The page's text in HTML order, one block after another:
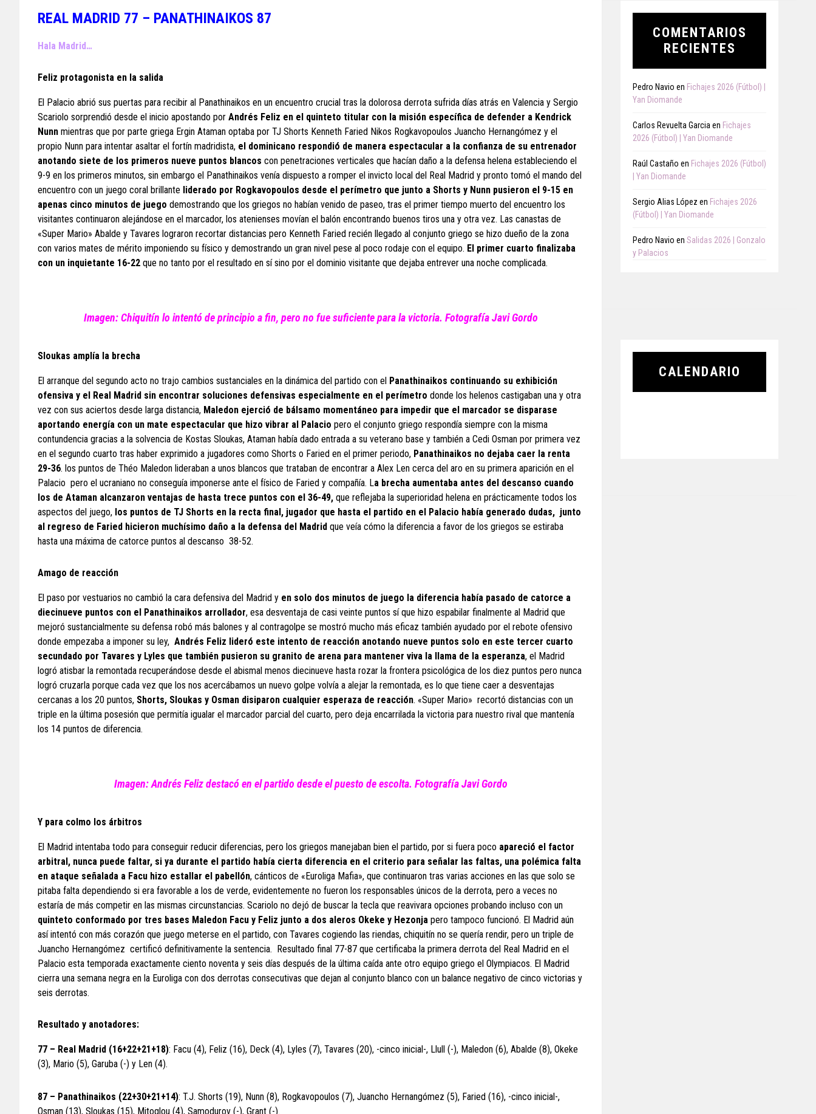
REAL MADRID 77 – PANATHINAIKOS 87
Hala Madrid…
Feliz protagonista en la salida
El Palacio abrió sus puertas para recibir al Panathinaikos en un encuentro crucial tras la dolorosa derrota sufrida días atrás en Valencia y Sergio
Scariolo sorprendió desde el inicio apostando por Andrés Feliz en el quinteto titular con la misión específica de defender a Kendrick
Nunn mientras que por parte griega Ergin Ataman optaba por TJ Shorts Kenneth Faried Nikos Rogkavopoulos Juancho Hernangómez y el
propio Nunn para intentar asaltar el fortín madridista, el dominicano respondió de manera espectacular a la confianza de su entrenador
anotando siete de los primeros nueve puntos blancos con penetraciones verticales que hacían daño a la defensa helena estableciendo el
9-9 en los primeros minutos, sin embargo el Panathinaikos venía dispuesto a romper el invicto local del Real Madrid y pronto tomó el mando del
encuentro con un juego coral brillante liderado por Rogkavopoulos desde el perímetro que junto a Shorts y Nunn pusieron el 9-15 en
apenas cinco minutos de juego demostrando que los griegos no habían venido de paseo, tras el primer tiempo muerto del encuentro los
visitantes continuaron alejándose en el marcador, los atenienses movían el balón encontrando buenos tiros una y otra vez. Las canastas de
«Super Mario» Abalde y Tavares lograron recortar distancias pero Kenneth Faried recién llegado al conjunto griego se hizo dueño de la zona
con varios mates de mérito imponiendo su físico y demostrando un gran nivel pese al poco rodaje con el equipo. El primer cuarto finalizaba
con un inquietante 16-22 que no tanto por el resultado en sí sino por el dominio visitante que dejaba entrever una noche complicada.
Imagen: Chiquitín lo intentó de principio a fin, pero no fue suficiente para la victoria. Fotografía Javi Gordo
Sloukas amplía la brecha
El arranque del segundo acto no trajo cambios sustanciales en la dinámica del partido con el Panathinaikos continuando su exhibición
ofensiva y el Real Madrid sin encontrar soluciones defensivas especialmente en el perímetro donde los helenos castigaban una y otra
vez con sus aciertos desde larga distancia, Maledon ejerció de bálsamo momentáneo para impedir que el marcador se disparase
aportando energía con un mate espectacular que hizo vibrar al Palacio pero el conjunto griego respondía siempre con la misma
contundencia gracias a la solvencia de Kostas Sloukas, Ataman había dado entrada a su veterano base y también a Cedi Osman por primera vez
en el segundo cuarto tras haber exprimido a jugadores como Shorts o Faried en el primer periodo, Panathinaikos no dejaba caer la renta
29-36. los puntos de Théo Maledon lideraban a unos blancos que trataban de encontrar a Alex Len cerca del aro en su primera aparición en el
Palacio pero el ucraniano no conseguía imponerse ante el físico de Faried y compañía. La brecha aumentaba antes del descanso cuando
los de Ataman alcanzaron ventajas de hasta trece puntos con el 36-49, que reflejaba la superioridad helena en prácticamente todos los
aspectos del juego, los puntos de TJ Shorts en la recta final, jugador que hasta el partido en el Palacio había generado dudas, junto
al regreso de Faried hicieron muchísimo daño a la defensa del Madrid que veía cómo la diferencia a favor de los griegos se estiraba
hasta una máxima de catorce puntos al descanso 38-52.
Amago de reacción
El paso por vestuarios no cambió la cara defensiva del Madrid y en solo dos minutos de juego la diferencia había pasado de catorce a
diecinueve puntos con el Panathinaikos arrollador, esa desventaja de casi veinte puntos sí que hizo espabilar finalmente al Madrid que
mejoró sustancialmente su defensa robó más balones y al contragolpe se mostró mucho más eficaz también ayudado por el rebote ofensivo
donde empezaba a imponer su ley, Andrés Feliz lideró este intento de reacción anotando nueve puntos solo en este tercer cuarto
secundado por Tavares y Lyles que también pusieron su granito de arena para mantener viva la llama de la esperanza, el Madrid
logró atisbar la remontada recuperándose desde el abismal menos diecinueve hasta rozar la frontera psicológica de los diez puntos pero nunca
logró cruzarla porque cada vez que los nos acercábamos un nuevo golpe volvía a alejar la remontada, es lo que tiene caer a desventajas
cercanas a los 20 puntos, Shorts, Sloukas y Osman disiparon cualquier esperaza de reacción. «Super Mario» recortó distancias con un
triple en la última posesión que permitía igualar el marcador parcial del cuarto, pero deja encarrilada la victoria para nuestro rival que mantenía
los 14 puntos de diferencia.
Imagen: Andrés Feliz destacó en el partido desde el puesto de escolta. Fotografía Javi Gordo
Y para colmo los árbitros
El Madrid intentaba todo para conseguir reducir diferencias, pero los griegos manejaban bien el partido, por si fuera poco apareció el factor
arbitral, nunca puede faltar, si ya durante el partido había cierta diferencia en el criterio para señalar las faltas, una polémica falta
en ataque señalada a Facu hizo estallar el pabellón, cánticos de «Euroliga Mafia», que continuaron tras varias acciones en las que solo se
pitaba falta dependiendo si era favorable a los de verde, evidentemente no fueron los responsables únicos de la derrota, pero a veces no
estaría de más competir en las mismas circunstancias. Scariolo no dejó de buscar la tecla que reavivara opciones probando incluso con un
quinteto conformado por tres bases Maledon Facu y Feliz junto a dos aleros Okeke y Hezonja pero tampoco funcionó. El Madrid aún
así intentó con más corazón que juego meterse en el partido, con Tavares cogiendo las riendas, chiquitín no se quería rendir, pero un triple de
Juancho Hernangómez certificó definitivamente la sentencia. Resultado final 77-87 que certificaba la primera derrota del Real Madrid en el
Palacio esta temporada exactamente ciento noventa y seis días después de la última caída ante otro equipo griego el Olympiacos. El Madrid
cierra una semana negra en la Euroliga con dos derrotas consecutivas que dejan al conjunto blanco con un balance negativo de cinco victorias y
seis derrotas.
Resultado y anotadores:
77 – Real Madrid (16+22+21+18): Facu (4), Feliz (16), Deck (4), Lyles (7), Tavares (20), -cinco inicial-, Llull (-), Maledon (6), Abalde (8), Okeke
(3), Mario (5), Garuba (-) y Len (4).
87 – Panathinaikos (22+30+21+14): T.J. Shorts (19), Nunn (8), Rogkavopoulos (7), Juancho Hernangómez (5), Faried (16), -cinco inicial-,
Osman (13), Sloukas (15), Mitoglou (4), Samodurov (-), Grant (-).
COMENTARIOS
RECIENTES
Pedro Navio en Fichajes 2026 (Fútbol) |
Yan Diomande
Carlos Revuelta Garcia en Fichajes
2026 (Fútbol) | Yan Diomande
Raúl Castaño en Fichajes 2026 (Fútbol)
| Yan Diomande
Sergio Alias López en Fichajes 2026
(Fútbol) | Yan Diomande
Pedro Navio en Salidas 2026 | Gonzalo
y Palacios
CALENDARIO